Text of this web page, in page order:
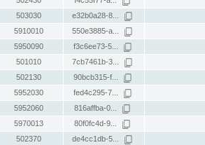
503030 e32b0a28-8...
5910010 550e3885-a...
5950090 f3c6ee73-5...
501010 7cb7461b-3...
502130 90bcb315-f...
5952030 fed4c295-7...
5952060 816affba-0...
5970013 80f0fc4d-9...
502370 de4cc1db-5...